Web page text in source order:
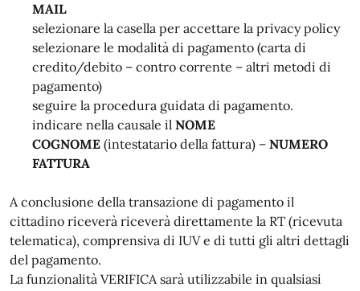
MAIL
selezionare la casella per accettare la privacy policy
selezionare le modalità di pagamento (carta di
credito/debito – contro corrente – altri metodi di
pagamento)
seguire la procedura guidata di pagamento.
indicare nella causale il NOME
COGNOME (intestatario della fattura) – NUMERO
FATTURA
A conclusione della transazione di pagamento il
cittadino riceverà riceverà direttamente la RT (ricevuta
telematica), comprensiva di IUV e di tutti gli altri dettagli
del pagamento.
La funzionalità VERIFICA sarà utilizzabile in qualsiasi